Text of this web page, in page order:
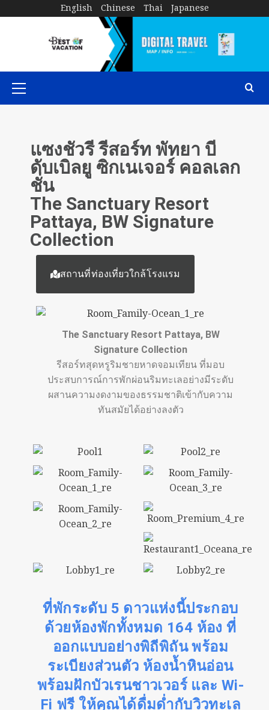
English Chinese Thai Japanese
แซงชัวรี รีสอร์ท พัทยา บี
ดับเบิลยู ซิกเนเจอร์ คอลเลก
ชั่น
The Sanctuary Resort
Pattaya, BW Signature
Collection
สถานที่ท่องเที่ยวใกล้โรงแรม
The Sanctuary Resort Pattaya, BW
Signature Collection
รีสอร์ทสุดหรูริมชายหาดจอมเทียน ที่มอบ
ประสบการณ์การพักผ่อนริมทะเลอย่างมีระดับ
ผสานความงดงามของธรรมชาติเข้ากับความ
ทันสมัยได้อย่างลงตัว
ที่พักระดับ 5 ดาวแห่งนี้ประกอบ
ด้วยห้องพักทั้งหมด 164 ห้อง ที่
ออกแบบอย่างพิถีพิถัน พร้อม
ระเบียงส่วนตัว ห้องน้ำหินอ่อน
พร้อมฝักบัวเรนชาวเวอร์ และ Wi-
Fi ฟรี ให้คุณได้ดื่มด่ำกับวิวทะเล